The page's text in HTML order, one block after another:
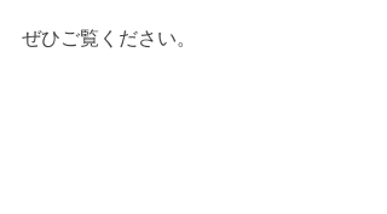
ぜひご覧ください。